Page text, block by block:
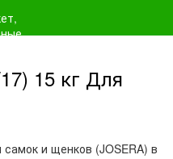
15 кг Для